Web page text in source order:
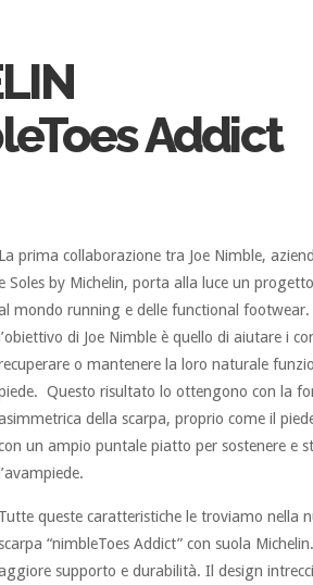
Addict
La prima collaborazione tra Joe Nimble,
Soles by Michelin, porta alla luce un
mondo running e delle functional
l’obiettivo di Joe Nimble è quello di aiutare i
o mantenere la loro naturale
Questo risultato lo ottengono con la
della scarpa, proprio come il
un ampio puntale piatto per sostenere e
l’avampiede.
Tutte queste caratteristiche le troviamo nella
“nimbleToes Addict” con suola
supporto e durabilità. Il design